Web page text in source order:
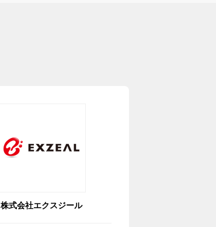
株式会社エクスジール